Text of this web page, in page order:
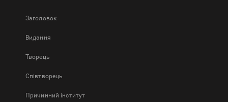
Заголовок
Bидання
Творець
Співтворець
Причинний інститут